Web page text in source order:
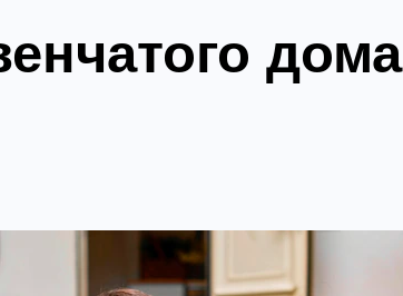
дома